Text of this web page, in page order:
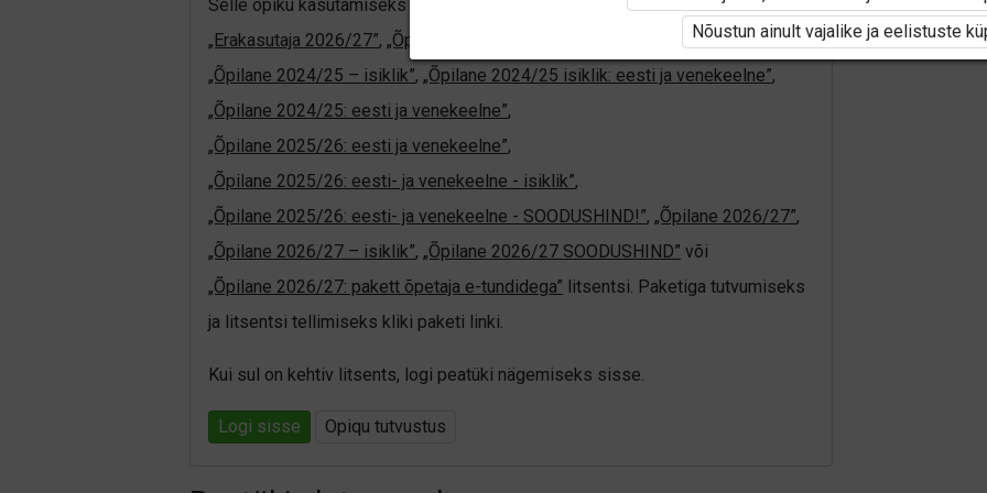
Selle õpiku kasutamiseks on vaja kehtivat paketi „Erakasutaja 2024/25”,
„Erakasutaja 2026/27”, „Õpilane 2024/25” „Õpilane 2024/25 - SOODUSHIND!”,
„Õpilane 2024/25 – isiklik”, „Õpilane 2024/25 isiklik: eesti ja venekeelne”,
„Õpilane 2024/25: eesti ja venekeelne”,
„Õpilane 2025/26: eesti ja venekeelne”,
„Õpilane 2025/26: eesti- ja venekeelne - isiklik”,
„Õpilane 2025/26: eesti- ja venekeelne - SOODUSHIND!”, „Õpilane 2026/27”,
„Õpilane 2026/27 – isiklik”, „Õpilane 2026/27 SOODUSHIND” või
„Õpilane 2026/27: pakett õpetaja e-tundidega” litsentsi. Paketiga tutvumiseks
ja litsentsi tellimiseks kliki paketi linki.
Kui sul on kehtiv litsents, logi peatüki nägemiseks sisse.
Logi sisse Opiqu tutvustus
Nõustun ainult vajalike ja eelistuste